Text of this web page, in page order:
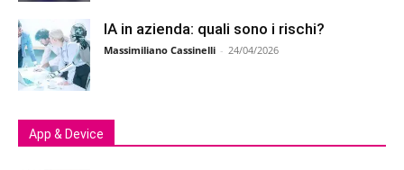
IA in azienda: quali sono i rischi?
Massimiliano Cassinelli - 24/04/2026
App & Device